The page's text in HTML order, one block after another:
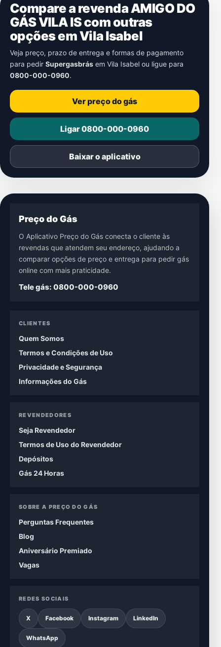
Compare a revenda AMIGO DO
GÁS VILA IS com outras
opções emVila Isabel
Veja preço, prazo de entrega e formas de pagamento
para pedir Supergasbrás em Vila Isabel ou ligue para
0800-000-0960.
Ver preço do gás
Ligar 0800-000-0960
Baixar o aplicativo
Preço do Gás
O Aplicativo Preço do Gás conecta o cliente às
revendas que atendem seu endereço, ajudando a
comparar opções de preço e entrega para pedir gás
online com mais praticidade.
Tele gás: 0800-000-0960
CLIENTES
Quem Somos
Termos e Condições de Uso
Privacidade e Segurança
Informações do Gás
REVENDEDORES
Seja Revendedor
Termos de Uso do Revendedor
Depósitos
Gás 24 Horas
SOBRE A PREÇO DO GÁS
Perguntas Frequentes
Blog
Aniversário Premiado
Vagas
REDES SOCIAIS
X Facebook Instagram LinkedIn
WhatsApp